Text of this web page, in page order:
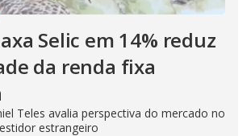
Selic em 14% reduz
da renda fixa
Teles avalia perspectiva do mercado no
estrangeiro